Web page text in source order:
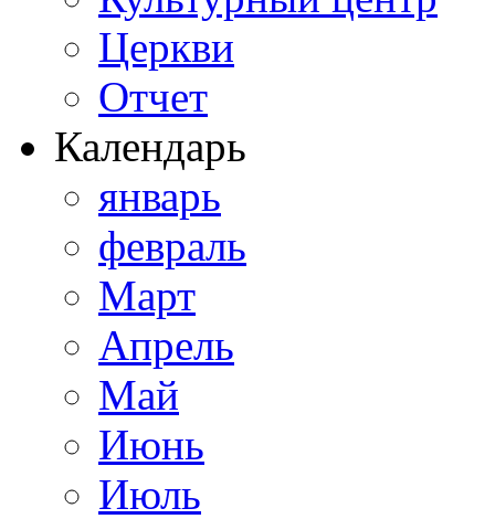
Церкви
Отчет
Календарь
январь
февраль
Март
Апрель
Май
Июнь
Июль